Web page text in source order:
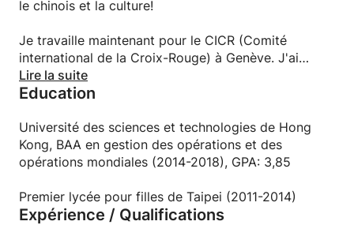
pour motiver votre apprentissage.
Es-tu motivé? Faisons un essai et faites-vous
connaître au monde en tant que locuteur chinois!
le chinois et la culture!
Je travaille maintenant pour le CICR (Comité
international de la Croix-Rouge) à Genève. J'ai
récemment terminé mon diplôme BBA en commerce
mondial à Hong Kong. Je voyage à travers le monde
Moyen-Orient et j'ai un esprit plutôt ouvert.
J'ai toujours été passionné par l'enseignement des
élèves à comprendre la logique et l'implication
culturelle derrière une expression.
Lire la suite
Education
Université des sciences et technologies de Hong
Kong, BAA en gestion des opérations et des
opérations mondiales (2014-2018), GPA: 3,85
Premier lycée pour filles de Taipei (2011-2014)
Expérience / Qualifications